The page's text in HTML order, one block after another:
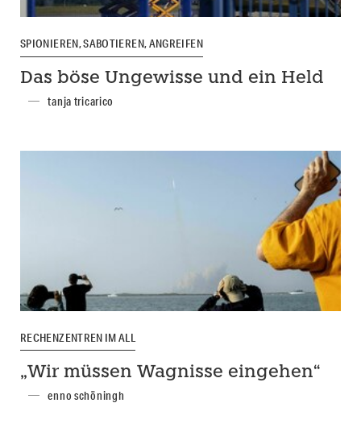
SPIONIEREN, SABOTIEREN, ANGREIFEN
Das böse Ungewisse und ein Held
tanja tricarico
RECHENZENTREN IM ALL
„Wir müssen Wagnisse eingehen“
enno schöningh